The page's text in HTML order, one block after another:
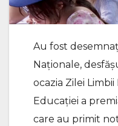
Au fost
Naționale,
ocazia Zilei
Educației a
care au primit